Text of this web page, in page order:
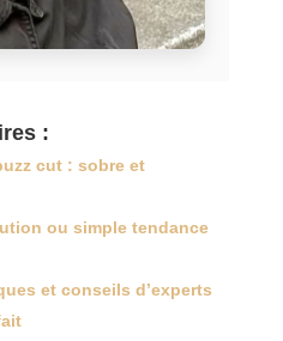
:
cut : sobre et
ou simple tendance
et conseils d’experts